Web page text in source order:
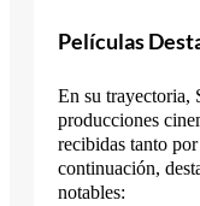
Películas
En su trayectoria,
producciones
recibidas tanto
continuación,
notables: